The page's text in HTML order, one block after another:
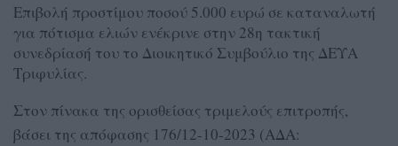
Επιβολή προστίμου ποσού 5.000 ευρώ σε καταναλωτή
για πότισμα ελιών ενέκρινε στην 28η τακτική
συνεδρίασή του το Διοικητικό Συμβούλιο της ΔΕΥΑ
Τριφυλίας.
Στον πίνακα της ορισθείσας τριμελούς επιτροπής,
βάσει της απόφασης 176/12-10-2023 (ΑΔΑ: